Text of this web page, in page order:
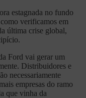
estagnada no fundo
verificamos em
última crise global,
Ford vai gerar um
Distribuidores e
necessariamente
empresas do ramo
que vinha da